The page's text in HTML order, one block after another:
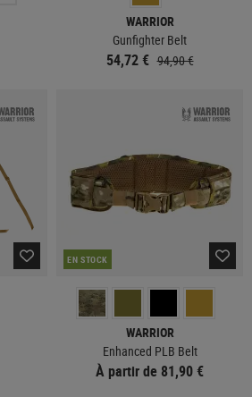
WARRIOR
Gunfighter Belt
54,72 € 94,90 €
EN STOCK
WARRIOR
Enhanced PLB Belt
À partir de 81,90 €